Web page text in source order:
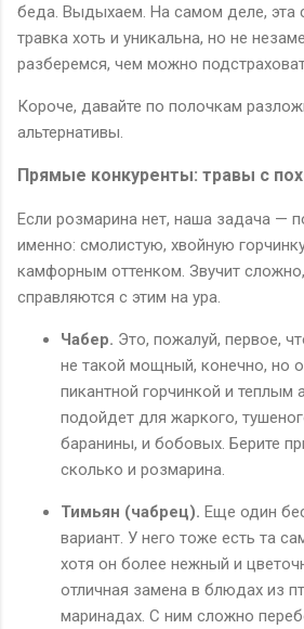
беда. Выдыхаем. На самом деле, эта
травка хоть и уникальна, но не
разберемся, чем можно
Короче, давайте по полочкам
альтернативы.
Прямые конкуренты: травы с
Если розмарина нет, наша задача —
именно: смолистую, хвойную
камфорным оттенком. Звучит
справляются с этим на ура.
Чабер. Это, пожалуй, первое,
не такой мощный, конечно, но
пикантной горчинкой и
подойдет для жаркого,
баранины, и бобовых. Берите
сколько и розмарина.
Тимьян (чабрец). Еще один
вариант. У него тоже есть та
хотя он более нежный и
отличная замена в блюдах из
маринадах. С ним сложно